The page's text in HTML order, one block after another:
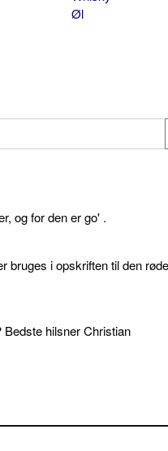
Øl
og for den er go' .
bruges i opskriften til den
hilsner Christian